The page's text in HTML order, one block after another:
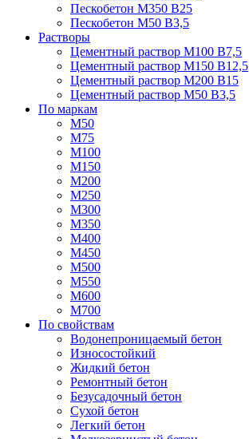
Пескобетон М350 В25
Пескобетон М50 В3,5
Растворы
Цементный раствор М100 В7,5
Цементный раствор М150 В12,5
Цементный раствор М200 В15
Цементный раствор М50 В3,5
По маркам
М50
М75
М100
М150
М200
М250
М300
М350
М400
М450
М500
М550
М600
М700
По свойствам
Водонепроницаемый бетон
Износостойкий
Жидкий бетон
Ремонтный бетон
Безусадочный бетон
Сухой бетон
Легкий бетон